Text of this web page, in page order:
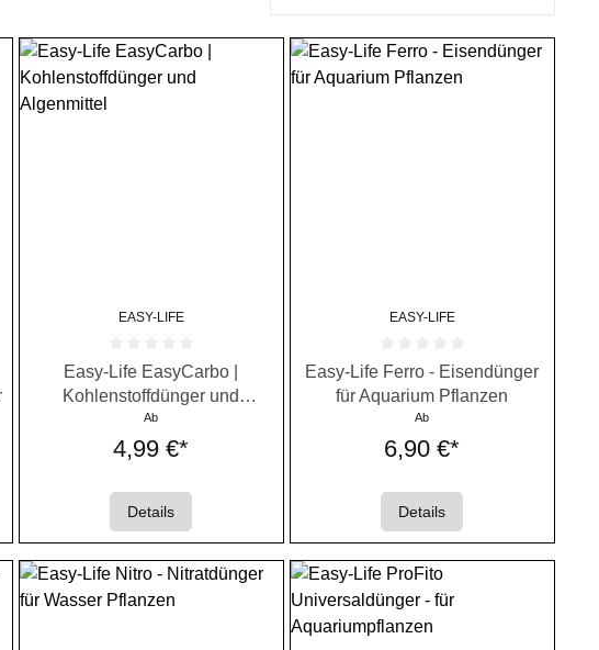
0 von 5 Sternen
EASY-LIFE
Durchschnittliche Bewertung von 0 von 5 Sternen
Easy-Life EasyCarbo |
Kohlenstoffdünger und
Algenmittel
Ab
4,99 €*
Details
EASY-LIFE
Durchschnittliche Bewertung von 0
Easy-Life Ferro - Eisendünger
für Aquarium Pflanzen
Ab
6,90 €*
Details